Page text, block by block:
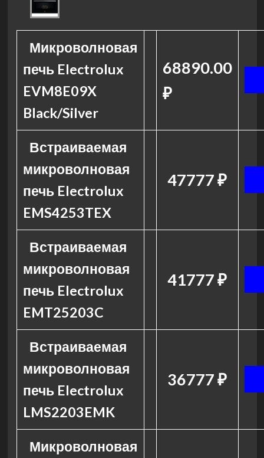
Микроволновая
печь Electrolux
EVM8E09X
Black/Silver
68890.00
₽
Встраиваемая
микроволновая
печь Electrolux
EMS4253TEX
47777 ₽
Встраиваемая
микроволновая
печь Electrolux
EMT25203C
41777 ₽
Встраиваемая
микроволновая
печь Electrolux
LMS2203EMK
36777 ₽
Микроволновая